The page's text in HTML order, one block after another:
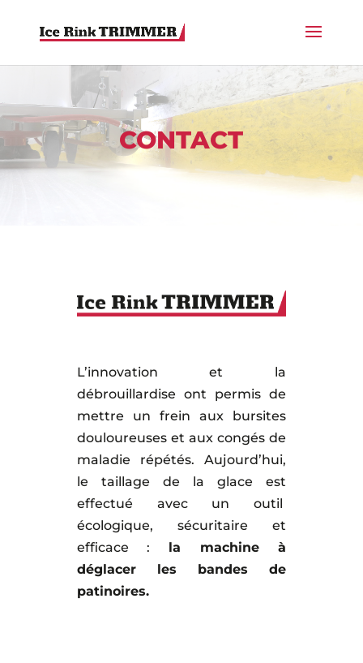
CONTACT
L’innovation et la
débrouillardise ont permis de
mettre un frein aux bursites
douloureuses et aux congés de
maladie répétés. Aujourd’hui,
le taillage de la glace est
effectué avec un outil
écologique, sécuritaire et
efficace : la machine à
déglacer les bandes de
patinoires.